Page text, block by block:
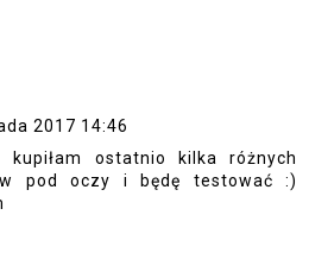
2017 14:46
ostatnio kilka różnych
pod oczy i będę testować :)